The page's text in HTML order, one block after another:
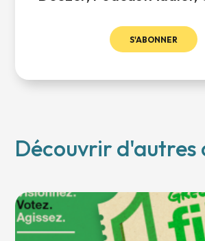
S'ABONNER
Découvrir d'autres